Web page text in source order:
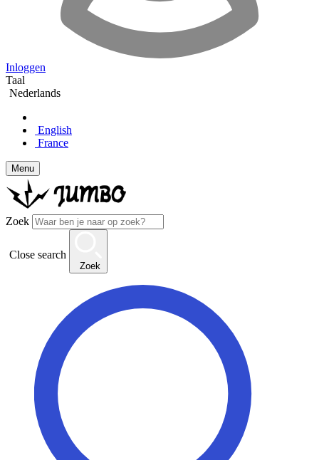
Inloggen
Taal
Nederlands
English
France
Menu
Zoek
Close search
Zoek